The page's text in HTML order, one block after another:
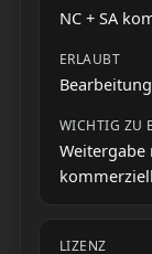
NC + SA
Weitergabe